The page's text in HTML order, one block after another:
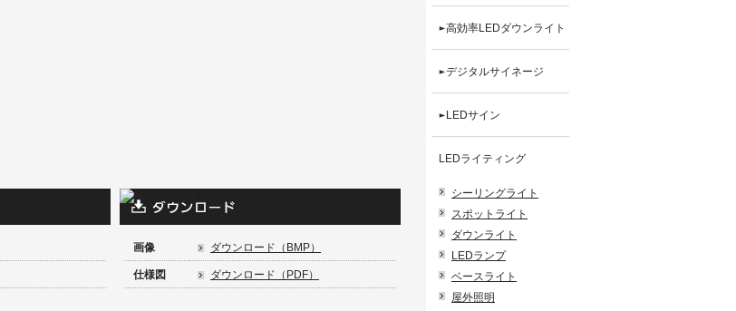
画像 ダウンロード（BMP）
仕様図 ダウンロード（PDF）
高効率LEDダウンライト
デジタルサイネージ
LEDサイン
LEDライティング
シーリングライト
スポットライト
ダウンライト
LEDランプ
ベースライト
屋外照明